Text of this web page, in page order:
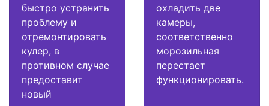
быстро устранить
проблему и
отремонтировать
кулер, в
противном случае
предоставит
новый
охладить две
камеры,
соответственно
морозильная
перестает
функционировать.